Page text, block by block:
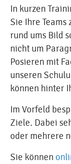
In kurzen
Sie Ihre Teams
rund ums Bild
nicht um
Posieren mit
unseren
können hinter
Im Vorfeld
Ziele. Dabei
oder mehrere
Sie können